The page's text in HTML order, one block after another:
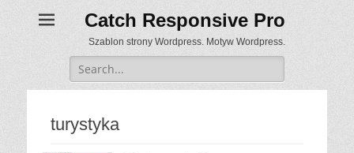
Catch Responsive Pro
Szablon strony Wordpress. Motyw Wordpress.
Search
for:
turystyka